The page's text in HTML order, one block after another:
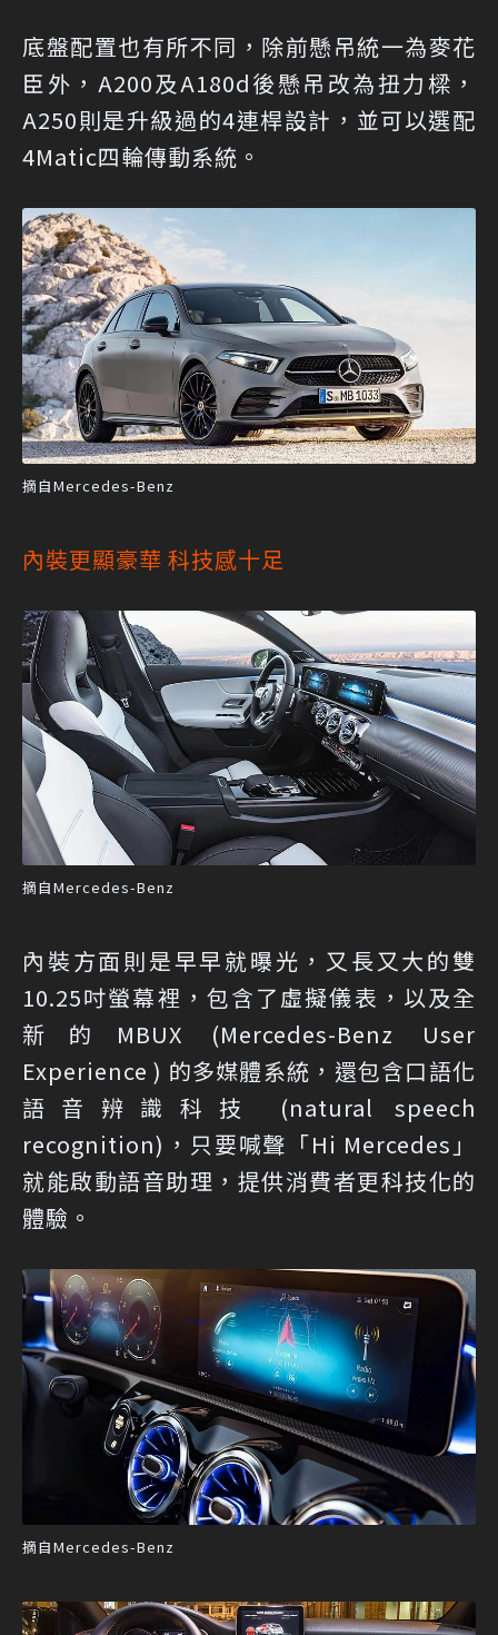
底盤配置也有所不同，除前懸吊統一為麥花
臣外，A200及A180d後懸吊改為扭力樑，
A250則是升級過的4連桿設計，並可以選配
4Matic四輪傳動系統。
摘自Mercedes-Benz
內裝更顯豪華 科技感十足
摘自Mercedes-Benz
內裝方面則是早早就曝光，又長又大的雙
10.25吋螢幕裡，包含了虛擬儀表，以及全
新的MBUX (Mercedes-Benz User
Experience ) 的多媒體系統，還包含口語化
語音辨識科技 (natural speech
recognition)，只要喊聲「Hi Mercedes」
就能啟動語音助理，提供消費者更科技化的
體驗。
摘自Mercedes-Benz